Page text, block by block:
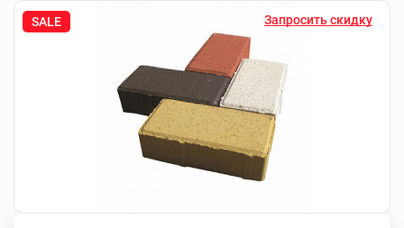
Запросить скидку